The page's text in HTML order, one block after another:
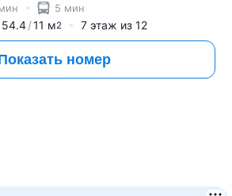
5 мин
54.4 11 м2 7 этаж из 12
номер